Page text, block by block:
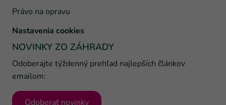
Právo na opravu
Nastavenia cookies
NOVINKY ZO ZÁHRADY
Odoberajte týždenný prehľad najlepších článkov
emailom:
Odoberať novinky